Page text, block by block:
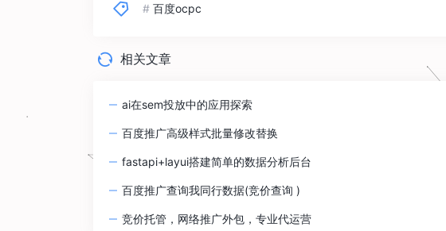
# 百度ocpc
相关文章
ai在sem投放中的应用探索
百度推广高级样式批量修改替换
fastapi+layui搭建简单的数据分析后台
百度推广查询我同行数据(竞价查询 )
竞价托管，网络推广外包，专业代运营